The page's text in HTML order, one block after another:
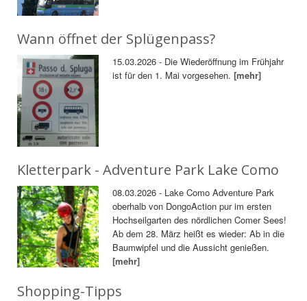
Wann öffnet der Splügenpass?
15.03.2026 - Die Wiederöffnung im Frühjahr
ist für den 1. Mai vorgesehen.[mehr]
Kletterpark - Adventure Park Lake Como
08.03.2026 - Lake Como Adventure Park
oberhalb von DongoAction pur im ersten
Hochseilgarten des nördlichen Comer Sees!
Ab dem 28. März heißt es wieder: Ab in die
Baumwipfel und die Aussicht genießen.
[mehr]
Shopping-Tipps